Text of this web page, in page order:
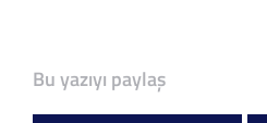
Bu yazıyı paylaş